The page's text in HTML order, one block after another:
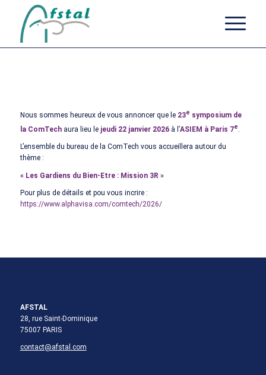
Nous sommes heureux de vous annoncer que le 23e symposium de
la ComTechaura lieu le jeudi 22 janvier 2026 à l’ASIEM à Paris 7e.
L’ensemble du bureau de la ComTech vous accueillera autour du
thème :
« Les Gardiens du Bien-Etre : Mission 3R »
Pour plus de détails et pou vous incrire :
https://www.alphavisa.com/comtech/2026/
AFSTAL
28, rue Saint-Dominique
75007 PARIS
contact@afstal.com